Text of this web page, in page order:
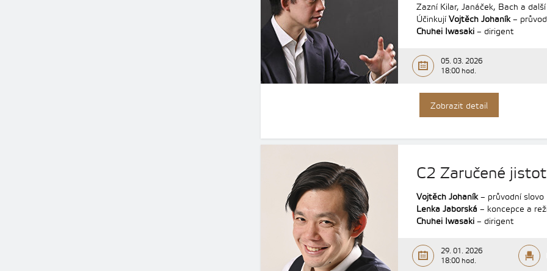
Zazní Kilar, Janáček, Bach a další
Účinkují Vojtěch Johaník–
Chuhei Iwasaki – dirigent
05. 03. 2026
18:00 hod.
Zobrazit detail
C2 Zaručené
Vojtěch Johaník– průvodní slovo
Lenka Jaborská – koncepce a
Chuhei Iwasaki – dirigent
29. 01. 2026
18:00 hod.